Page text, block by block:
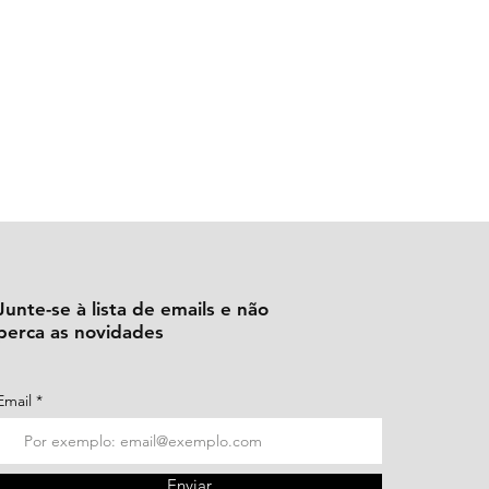
se à lista de emails e não
as novidades